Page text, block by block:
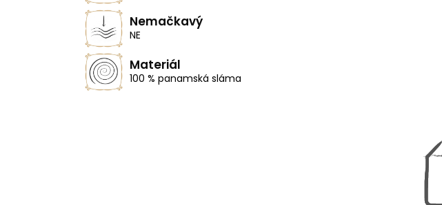
Nemačkavý
NE
Materiál
100 % panamská sláma